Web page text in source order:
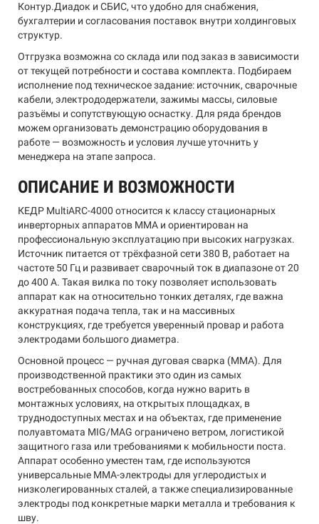
Контур.Диадок и СБИС, что удобно для снабжения,
бухгалтерии и согласования поставок внутри холдинговых
структур.
Отгрузка возможна со склада или под заказ в зависимости
от текущей потребности и состава комплекта. Подбираем
исполнение под техническое задание: источник, сварочные
кабели, электрододержатели, зажимы массы, силовые
разъёмы и сопутствующую оснастку. Для ряда брендов
можем организовать демонстрацию оборудования в
работе — возможность и условия лучше уточнить у
менеджера на этапе запроса.
ОПИСАНИЕ И ВОЗМОЖНОСТИ
КЕДР MultiARC-4000 относится к классу стационарных
инверторных аппаратов MMA и ориентирован на
профессиональную эксплуатацию при высоких нагрузках.
Источник питается от трёхфазной сети 380 В, работает на
частоте 50 Гц и развивает сварочный ток в диапазоне от 20
до 400 А. Такая вилка по току позволяет использовать
аппарат как на относительно тонких деталях, где важна
аккуратная подача тепла, так и на массивных
конструкциях, где требуется уверенный провар и работа
электродами большого диаметра.
Основной процесс — ручная дуговая сварка (MMA). Для
производственной практики это один из самых
востребованных способов, когда нужно варить в
монтажных условиях, на открытых площадках, в
труднодоступных местах и на объектах, где применение
полуавтомата MIG/MAG ограничено ветром, логистикой
защитного газа или требованиями к мобильности поста.
Аппарат особенно уместен там, где используются
универсальные ММА-электроды для углеродистых и
низколегированных сталей, а также специализированные
электроды под конкретные марки металла и требования к
шву.